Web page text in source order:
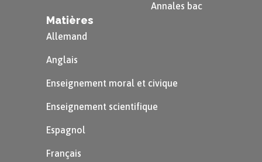
Annales bac
Matières
Allemand
Anglais
Enseignement moral et civique
Enseignement scientifique
Espagnol
Français